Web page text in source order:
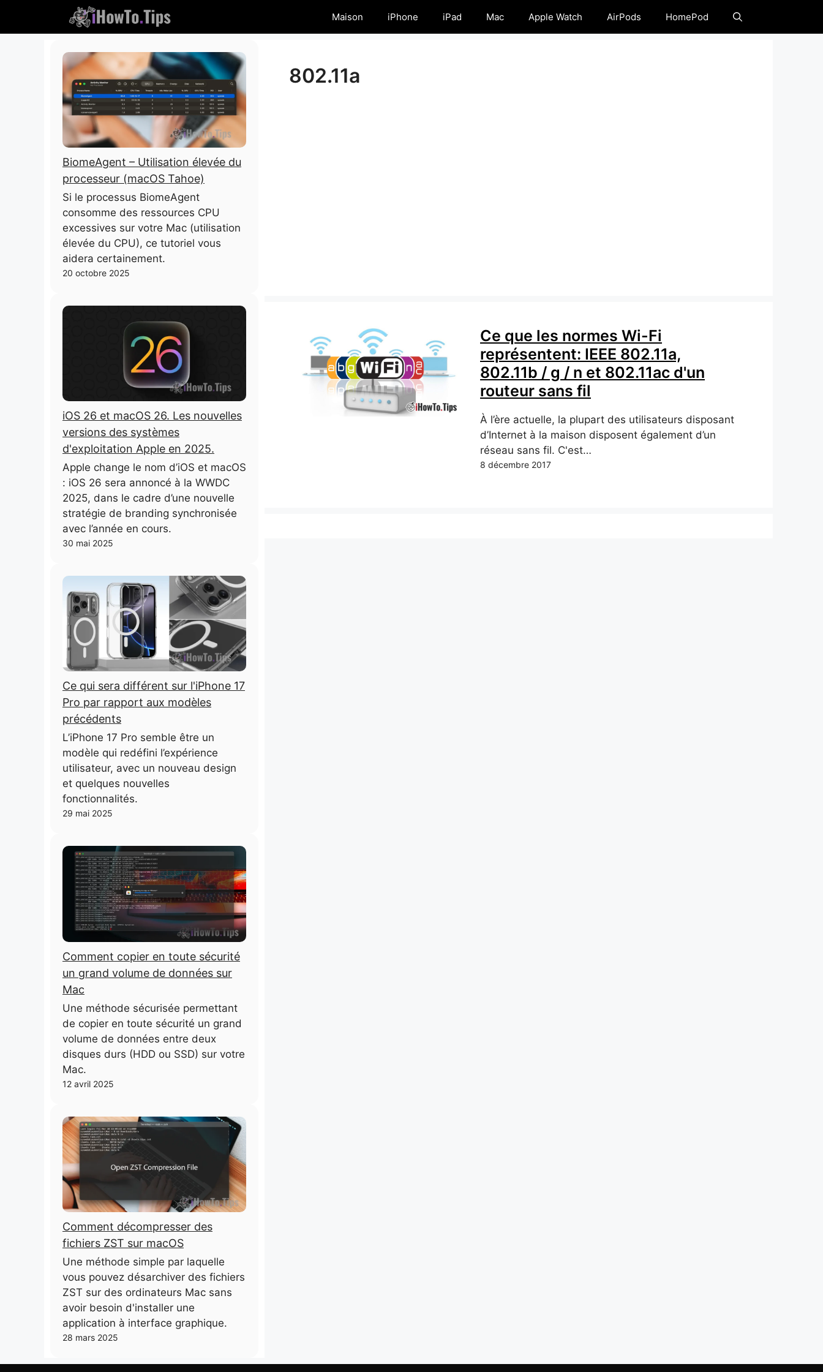
contenu
Maison iPhone iPad Mac Apple Watch AirPods HomePod
802.11a
Ce que les normes Wi-Fi
représentent: IEEE 802.11a,
802.11b / g / n et 802.11ac d'un
routeur sans fil
À l’ère actuelle, la plupart des utilisateurs disposant
d’Internet à la maison disposent également d’un
réseau sans fil. C'est…
8 décembre 2017
BiomeAgent – ​​Utilisation élevée du
processeur (macOS Tahoe)
Si le processus BiomeAgent
consomme des ressources CPU
excessives sur votre Mac (utilisation
élevée du CPU), ce tutoriel vous
aidera certainement.
20 octobre 2025
iOS 26 et macOS 26. Les nouvelles
versions des systèmes
d'exploitation Apple en 2025.
Apple change le nom d’iOS et macOS
: iOS 26 sera annoncé à la WWDC
2025, dans le cadre d’une nouvelle
stratégie de branding synchronisée
avec l’année en cours.
30 mai 2025
Ce qui sera différent sur l'iPhone 17
Pro par rapport aux modèles
précédents
L’iPhone 17 Pro semble être un
modèle qui redéfini l’expérience
utilisateur, avec un nouveau design
et quelques nouvelles
fonctionnalités.
29 mai 2025
Comment copier en toute sécurité
un grand volume de données sur
Mac
Une méthode sécurisée permettant
de copier en toute sécurité un grand
volume de données entre deux
disques durs (HDD ou SSD) sur votre
Mac.
12 avril 2025
Comment décompresser des
fichiers ZST sur macOS
Une méthode simple par laquelle
vous pouvez désarchiver des fichiers
ZST sur des ordinateurs Mac sans
avoir besoin d'installer une
application à interface graphique.
28 mars 2025